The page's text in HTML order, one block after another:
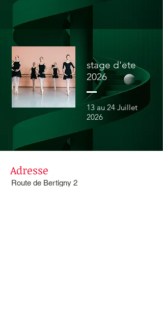
stage d'ete
2026
13 au 24 Juillet
2026
Adresse
Route de Bertigny 2